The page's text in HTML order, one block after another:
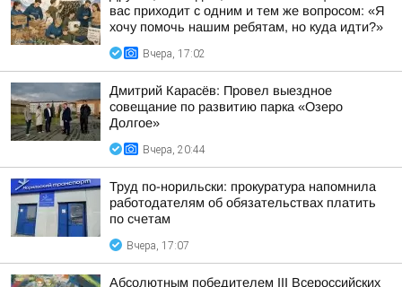
вас приходит с одним и тем же вопросом: «Я
хочу помочь нашим ребятам, но куда идти?»
Вчера, 17:02
Дмитрий Карасёв: Провел выездное
совещание по развитию парка «Озеро
Долгое»
Вчера, 20:44
Труд по-норильски: прокуратура напомнила
работодателям об обязательствах платить
по счетам
Вчера, 17:07
Абсолютным победителем III Всероссийских